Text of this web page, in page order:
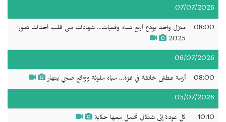
07/07/2026
08:00
منزل واحد يودع أربع نساء وفتيات... شهادات من قلب أحداث تموز
2025
06/07/2026
08:00 أزمة عطش خانقة في غزة… مياه ملوثة وواقع صحي ينهار
05/07/2026
10:10 كل عودة إلى شنكال تحمل معها حكاية